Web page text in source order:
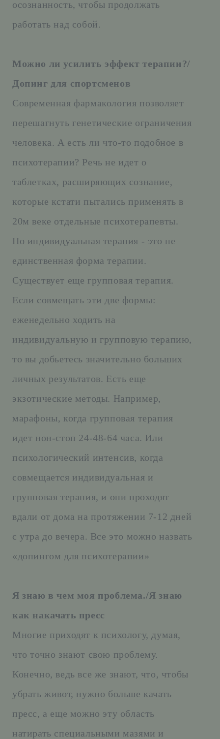
осознанность, чтобы продолжать
работать над собой.
Можно ли усилить эффект терапии?/
Допинг для спортсменов
Современная фармакология позволяет
перешагнуть генетические ограничения
человека. А есть ли что-то подобное в
психотерапии? Речь не идет о
таблетках, расширяющих сознание,
которые кстати пытались применять в
20м веке отдельные психотерапевты.
Но индивидуальная терапия - это не
единственная форма терапии.
Существует еще групповая терапия.
Если совмещать эти две формы:
еженедельно ходить на
индивидуальную и групповую терапию,
то вы добьетесь значительно больших
личных результатов. Есть еще
экзотические методы. Например,
марафоны, когда групповая терапия
идет нон-стоп 24-48-64 часа. Или
психологический интенсив, когда
совмещается индивидуальная и
групповая терапия, и они проходят
вдали от дома на протяжении 7-12 дней
с утра до вечера. Все это можно назвать
«допингом для психотерапии»
Я знаю в чем моя проблема./Я знаю
как накачать пресс
Многие приходят к психологу, думая,
что точно знают свою проблему.
Конечно, ведь все же знают, что, чтобы
убрать живот, нужно больше качать
пресс, а еще можно эту область
натирать специальными мазями и